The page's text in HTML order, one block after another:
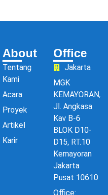
About
Tentang
Kami
Acara
Proyek
Artikel
Karir
Office
Jakarta
MGK
KEMAYORAN,
Jl. Angkasa
Kav B-6
BLOK D10-
D15, RT.10
Kemayoran
Jakarta
Pusat 10610
Office: